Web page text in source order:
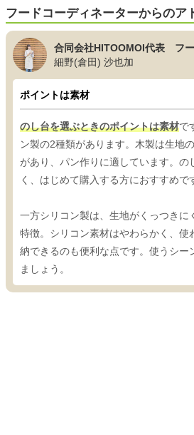
フードコーディネーターからのア
合同会社HITOOMOI代表 フ
細野(倉田) 沙也加
ポイントは素材
のし台を選ぶときのポイントは素材で
ン製の2種類があります。木製は生地
があり、パン作りに適しています。の
く、はじめて購入する方におすすめで
一方シリコン製は、生地がくっつきに
特徴。シリコン素材はやわらかく、使
納できるのも便利な点です。使うシー
ましょう。